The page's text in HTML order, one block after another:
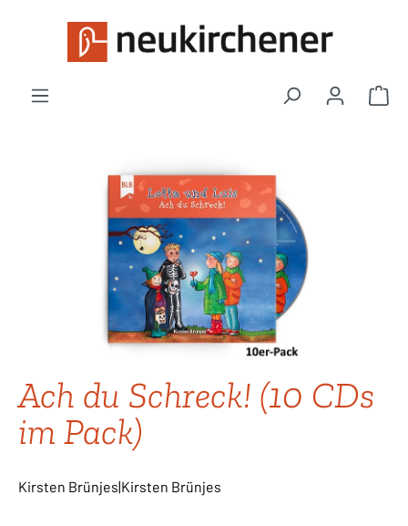
Zum Hauptinhalt springen
Ach du Schreck! (10 CDs
im Pack)
Kirsten Brünjes|Kirsten Brünjes